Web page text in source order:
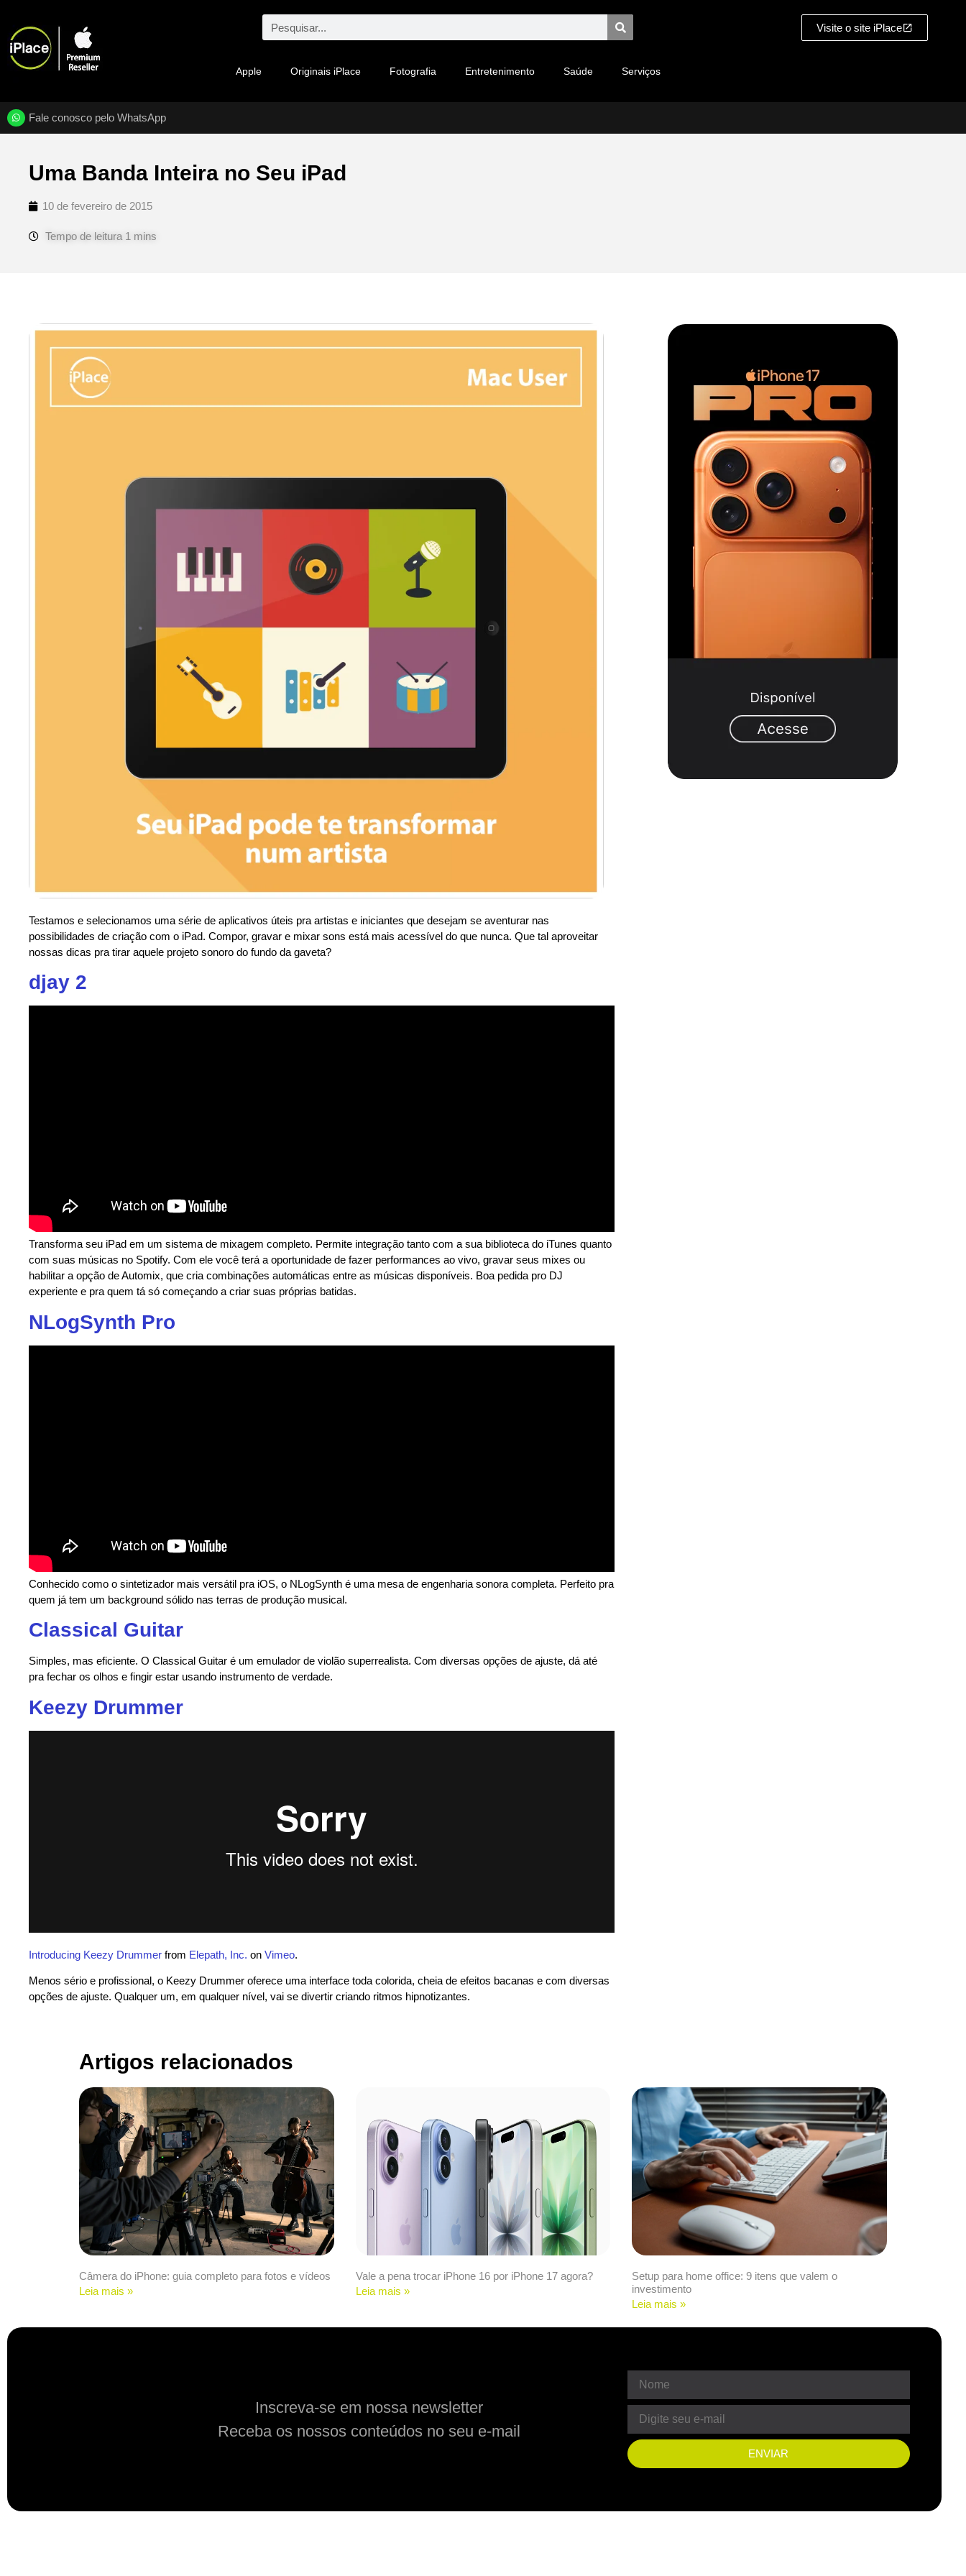
Apple Originais iPlace Fotografia Entretenimento Saúde Serviços
Visite o site iPlace
Fale conosco pelo WhatsApp
Uma Banda Inteira no Seu iPad
10 de fevereiro de 2015
Testamos e selecionamos uma série de aplicativos úteis pra artistas e iniciantes que desejam se aventurar nas
possibilidades de criação com o iPad. Compor, gravar e mixar sons está mais acessível do que nunca. Que tal aproveitar
nossas dicas pra tirar aquele projeto sonoro do fundo da gaveta?
djay 2
Transforma seu iPad em um sistema de mixagem completo. Permite integração tanto com a sua biblioteca do iTunes quanto
com suas músicas no Spotify. Com ele você terá a oportunidade de fazer performances ao vivo, gravar seus mixes ou
habilitar a opção de Automix, que cria combinações automáticas entre as músicas disponíveis. Boa pedida pro DJ
experiente e pra quem tá só começando a criar suas próprias batidas.
NLogSynth Pro
Conhecido como o sintetizador mais versátil pra iOS, o NLogSynth é uma mesa de engenharia sonora completa. Perfeito pra
quem já tem um background sólido nas terras de produção musical.
Classical Guitar
Simples, mas eficiente. O Classical Guitar é um emulador de violão superrealista. Com diversas opções de ajuste, dá até
pra fechar os olhos e fingir estar usando instrumento de verdade.
Keezy Drummer
Introducing Keezy Drummer from Elepath, Inc. on Vimeo.
Menos sério e profissional, o Keezy Drummer oferece uma interface toda colorida, cheia de efeitos bacanas e com diversas
opções de ajuste. Qualquer um, em qualquer nível, vai se divertir criando ritmos hipnotizantes.
Artigos relacionados
Câmera do iPhone: guia completo para fotos e vídeos
Leia mais »
Vale a pena trocar iPhone 16 por iPhone 17 agora?
Leia mais »
Setup para home office: 9 itens que valem o
investimento
Leia mais »
Inscreva-se em nossa newsletter
Receba os nossos conteúdos no seu e-mail
ENVIAR